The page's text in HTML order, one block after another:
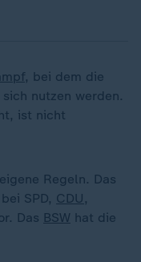
, bei dem die
sich nutzen werden.
ist nicht
Regeln. Das
SPD, CDU ,
Das BSW hat die